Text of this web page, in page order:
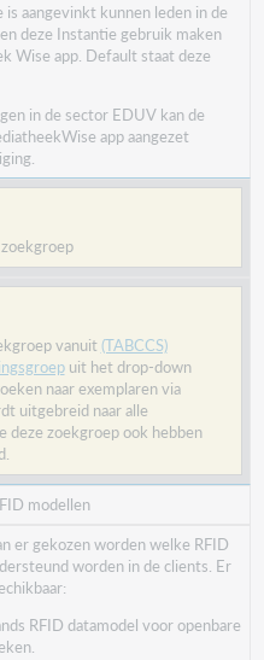
is aangevinkt kunnen leden in de
deze Instantie gebruik maken
Wise app. Default staat deze
in de sector EDUV kan de
app aangezet
vanuit(TABCCS)
uit het drop-down
naar exemplaren via
uitgebreid naar alle
deze zoekgroep ook hebben
modellen
er gekozen worden welke RFID
worden in de clients. Er
RFID datamodel voor openbare